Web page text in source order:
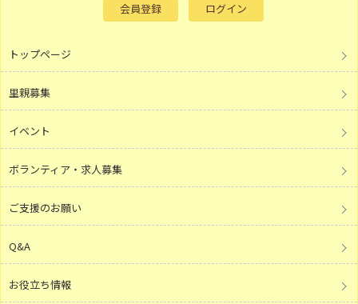
会員登録 ログイン
トップページ
里親募集
イベント
ボランティア・求人募集
ご支援のお願い
Q&A
お役立ち情報